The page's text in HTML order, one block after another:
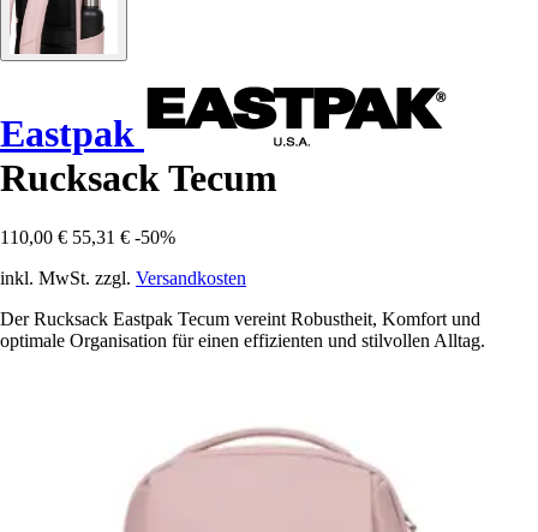
Eastpak
Rucksack Tecum
110,00 € 55,31 € -50%
inkl. MwSt. zzgl. Versandkosten
Der Rucksack Eastpak Tecum vereint Robustheit, Komfort und
optimale Organisation für einen effizienten und stilvollen Alltag.